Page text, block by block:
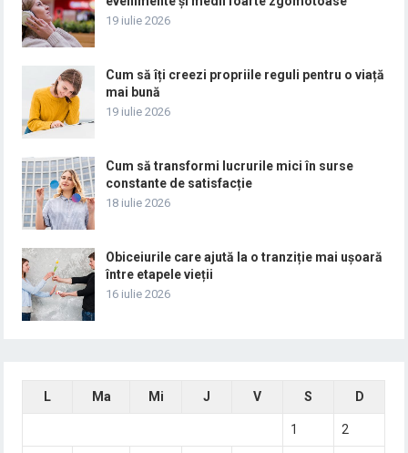
19 iulie 2026
Cum să îți creezi propriile reguli pentru o viață
mai bună
19 iulie 2026
Cum să transformi lucrurile mici în surse
constante de satisfacție
18 iulie 2026
Obiceiurile care ajută la o tranziție mai ușoară
între etapele vieții
16 iulie 2026
L Ma Mi J V S D
1 2